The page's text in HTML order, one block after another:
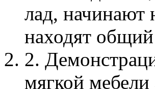
лад, начинают
находят
2.
мягкой мебели